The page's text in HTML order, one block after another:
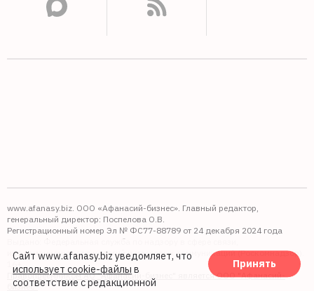
www.afanasy.biz. ООО «Афанасий-бизнес». Главный редактор,
генеральный директор: Поспелова О.В.
Регистрационный номер Эл № ФС77-88789 от 24 декабря 2024 года
Выдано: Федеральная служба по надзору в сфере связи,
информационных технологий и массовых коммуникаций (Роскомнадзор).
Правопреемником АО "Афанасий-бизнес" является ООО "Афанасий-
бизнес"
Сайт www.afanasy.biz уведомляет, что
использует cookie-файлы в
соответствие с редакционной
Принять